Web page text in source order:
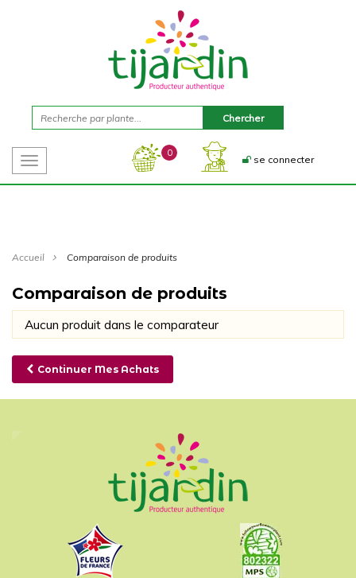
se connecter
0
Toggle
navigation
Accueil Comparaison de produits
Comparaison de produits
Aucun produit dans le comparateur
Continuer Mes Achats